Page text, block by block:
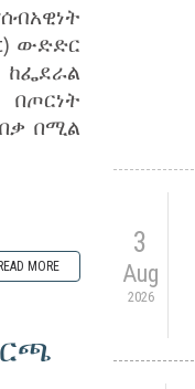
ውድድር
በሚል
MORE
3
Aug
2026